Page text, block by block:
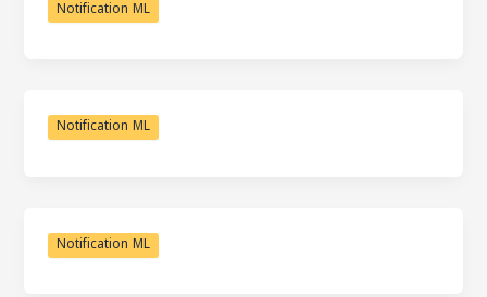
Notification ML
Notification ML
Notification ML